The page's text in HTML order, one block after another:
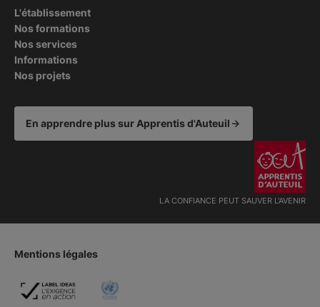
L'établissement
Nos formations
Nos services
Informations
Nos projets
En apprendre plus sur Apprentis d'Auteuil
LA CONFIANCE PEUT SAUVER L'AVENIR
Mentions légales